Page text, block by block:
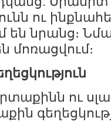
ու
նրանց։
մոռացվում։
ու